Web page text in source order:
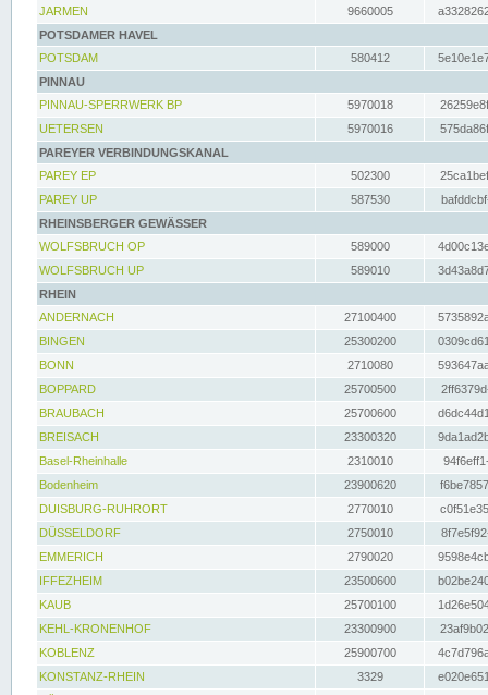
JARMEN
9660005
POTSDAMER HAVEL
POTSDAM
580412
PINNAU
PINNAU-SPERRWERK BP
5970018
UETERSEN
5970016
PAREYER VERBINDUNGSKANAL
PAREY EP
502300
PAREY UP
587530
RHEINSBERGER GEWÄSSER
WOLFSBRUCH OP
589000
WOLFSBRUCH UP
589010
RHEIN
ANDERNACH
27100400
BINGEN
25300200
BONN
2710080
BOPPARD
25700500
BRAUBACH
25700600
BREISACH
23300320
Basel-Rheinhalle
2310010
Bodenheim
23900620
DUISBURG-RUHRORT
2770010
DÜSSELDORF
2750010
EMMERICH
2790020
IFFEZHEIM
23500600
KAUB
25700100
KEHL-KRONENHOF
23300900
KOBLENZ
25900700
KONSTANZ-RHEIN
3329